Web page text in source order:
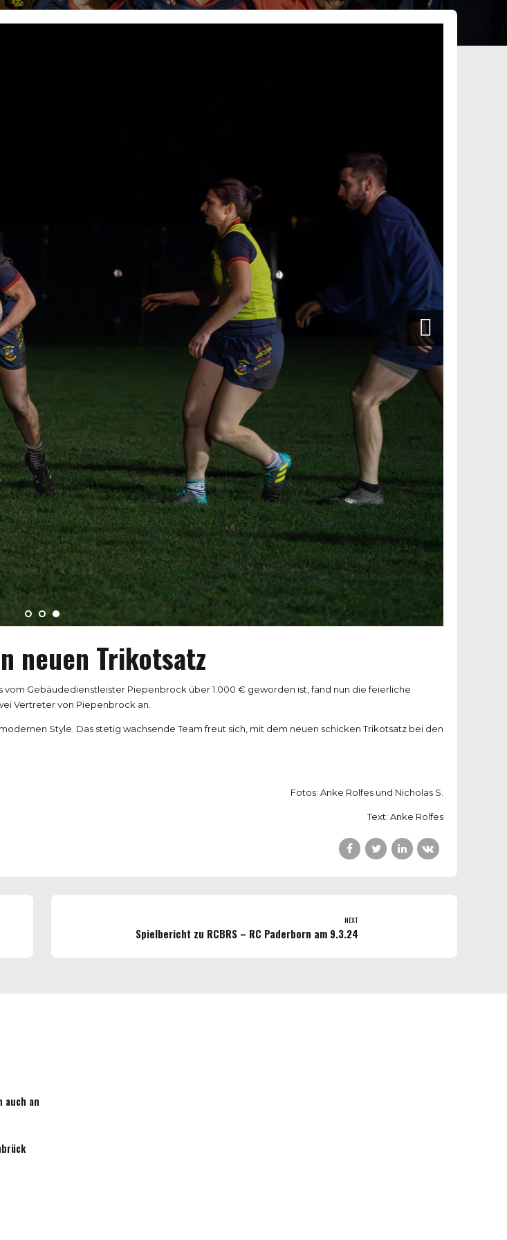
neuen Trikotsatz
Gebäudedienstleister Piepenbrock über 1.000 € geworden ist, fand nun die feierliche
Vertreter von Piepenbrock an.
Style. Das stetig wachsende Team freut sich, mit dem neuen schicken Trikotsatz bei den
Fotos: Anke Rolfes und Nicholas S.
Text: Anke Rolfes
NEXT
Spielbericht zu RCBRS – RC Paderborn am 9.3.24
auch an